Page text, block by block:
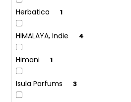
Herbatica 1
HIMALAYA, Indie 4
Himani 1
Isula Parfums 3